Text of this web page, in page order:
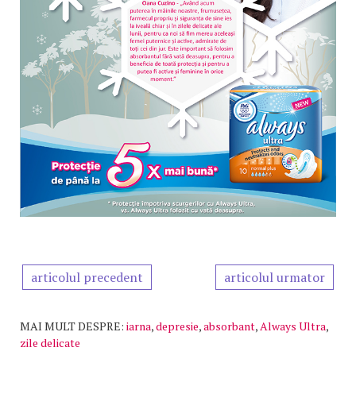
articolul precedent articolul urmator
MAI MULT DESPRE: iarna,depresie,absorbant,Always Ultra,
zile delicate